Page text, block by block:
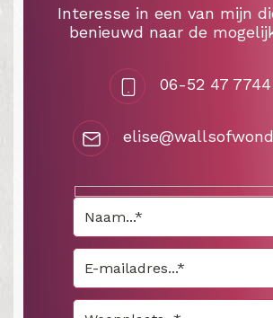
Interesse in een van mijn
benieuwd naar de
06-52 47 7744